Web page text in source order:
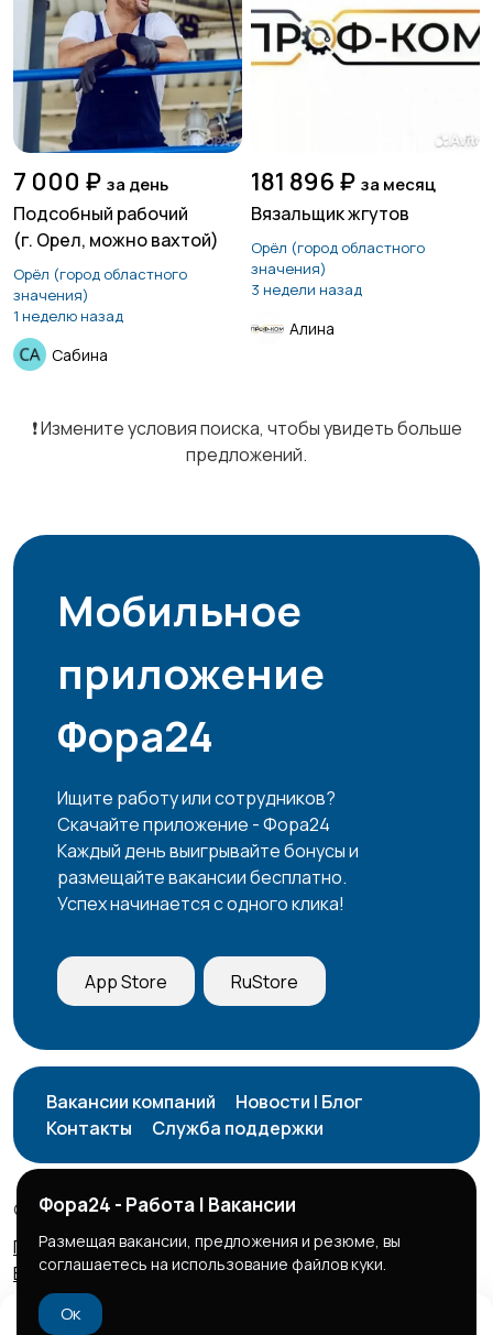
7 000 ₽ за день
Подсобный рабочий
(г. Орел, можно вахтой)
Орёл (город областного
значения)
1 неделю назад
Сабина
181 896 ₽ за месяц
Вязальщик жгутов
Орёл (город областного
значения)
3 недели назад
Алина
❗️ Измените условия поиска, чтобы увидеть больше
предложений.
Мобильное
приложение
Фора24
Ищите работу или сотрудников?
Скачайте приложение - Фора24
Каждый день выигрывайте бонусы и
размещайте вакансии бесплатно.
Успех начинается с одного клика!
App Store RuStore
Вакансии компаний
Новости | Блог
Контакты
Служба поддержки
© 2026 Фора24 | Вакансии
Правила сервиса
Политика конфиденциальности
Бизнес тарифы
Безопасные сделки
Фора24 - Работа | Вакансии
Размещая вакансии, предложения и резюме, вы
соглашаетесь на использование файлов куки.
Ок